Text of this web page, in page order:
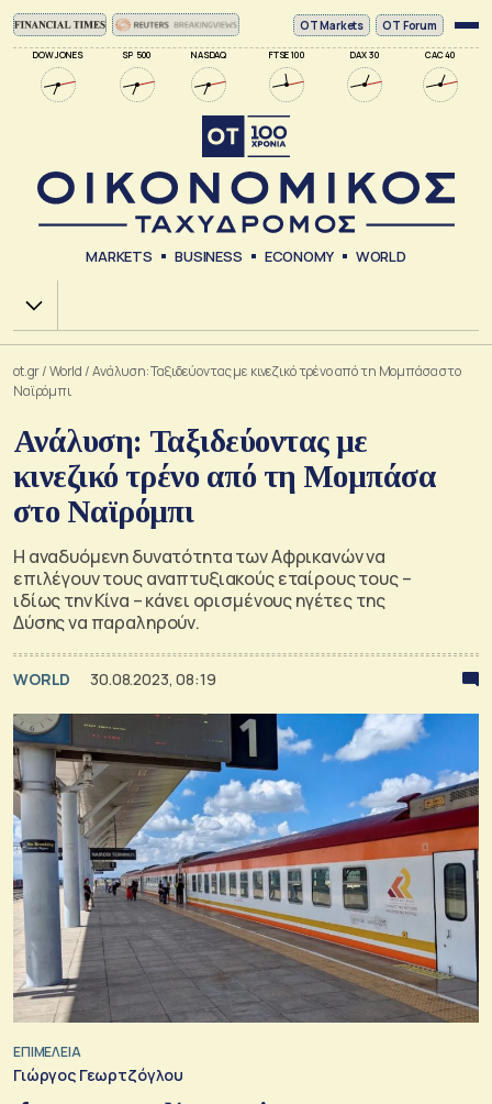
DOW JONES SP 500 NASDAQ FTSE 100 DAX 30 CAC 40
ΟΤ Markets OT Forum
MARKETS BUSINESS ECONOMY WORLD
Χ.Α.
ot.gr/World /Ανάλυση: Ταξιδεύοντας με κινεζικό τρένο από τη Μομπάσα στο
Ναϊρόμπι
Ανάλυση: Ταξιδεύοντας με
κινεζικό τρένο από τη Μομπάσα
στο Ναϊρόμπι
Η αναδυόμενη δυνατότητα των Αφρικανών να
επιλέγουν τους αναπτυξιακούς εταίρους τους –
ιδίως την Κίνα – κάνει ορισμένους ηγέτες της
Δύσης να παραληρούν.
WORLD 30.08.2023, 08:19
ΕΠΙΜΕΛΕΙΑ
Γιώργος Γεωρτζόγλου